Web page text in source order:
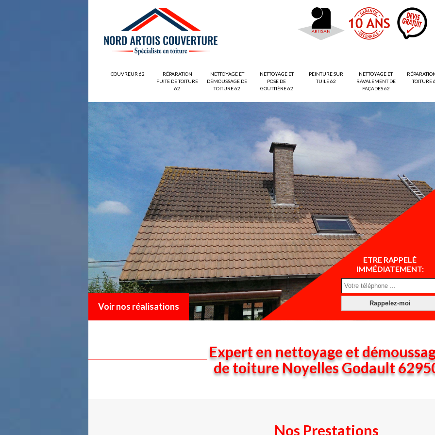
COUVREUR 62
RÉPARATION
FUITE DE TOITURE
62
NETTOYAGE ET
DÉMOUSSAGE DE
TOITURE 62
NETTOYAGE ET
POSE DE
GOUTTIÈRE 62
PEINTURE SUR
TUILE 62
NETTOYAGE ET
RAVALEMENT DE
FAÇADES 62
TOITURE
Voir nos réalisations
ETRE RAPPELÉ
IMMÉDIATEMENT:
Expert en nettoyage et
de toiture Noyelles Godault
Nos Prestations